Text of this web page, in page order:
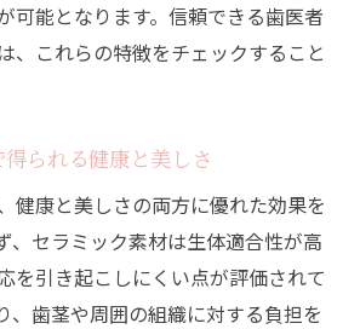
可能となります。信頼できる歯医者
、これらの特徴をチェックすること
られる健康と美しさ
健康と美しさの両方に優れた効果を
、セラミック素材は生体適合性が高
を引き起こしにくい点が評価されて
、歯茎や周囲の組織に対する負担を